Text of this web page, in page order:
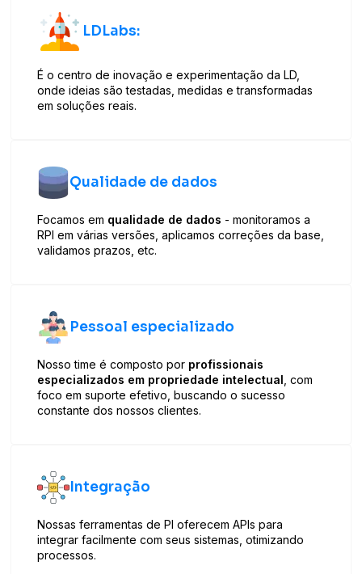
LDLabs:
É o centro de inovação e experimentação da LD,
onde ideias são testadas, medidas e transformadas
em soluções reais.
Qualidade de dados
Focamos em qualidade de dados - monitoramos a
RPI em várias versões, aplicamos correções da base,
validamos prazos, etc.
Pessoal especializado
Nosso time é composto por profissionais
especializados em propriedade intelectual , com
foco em suporte efetivo, buscando o sucesso
constante dos nossos clientes.
Integração
Nossas ferramentas de PI oferecem APIs para
integrar facilmente com seus sistemas, otimizando
processos.